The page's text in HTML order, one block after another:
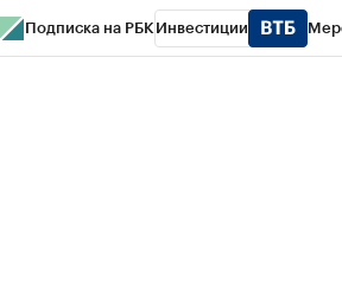
Подписка на РБК Инвестиции